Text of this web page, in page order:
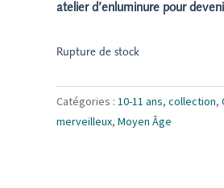
atelier d’enluminure pour
Rupture de stock
Catégories : 10-11 ans, collection,
merveilleux, Moyen Âge